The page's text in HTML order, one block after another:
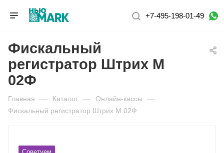
+7-495-198-01-49
Фискальный
регистратор Штрих М
02Ф
Главная — Каталог — Онлайн-кассы —
Фискальный регистратор Штрих М 02Ф